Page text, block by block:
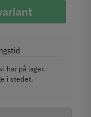
har på lager.
i stedet.